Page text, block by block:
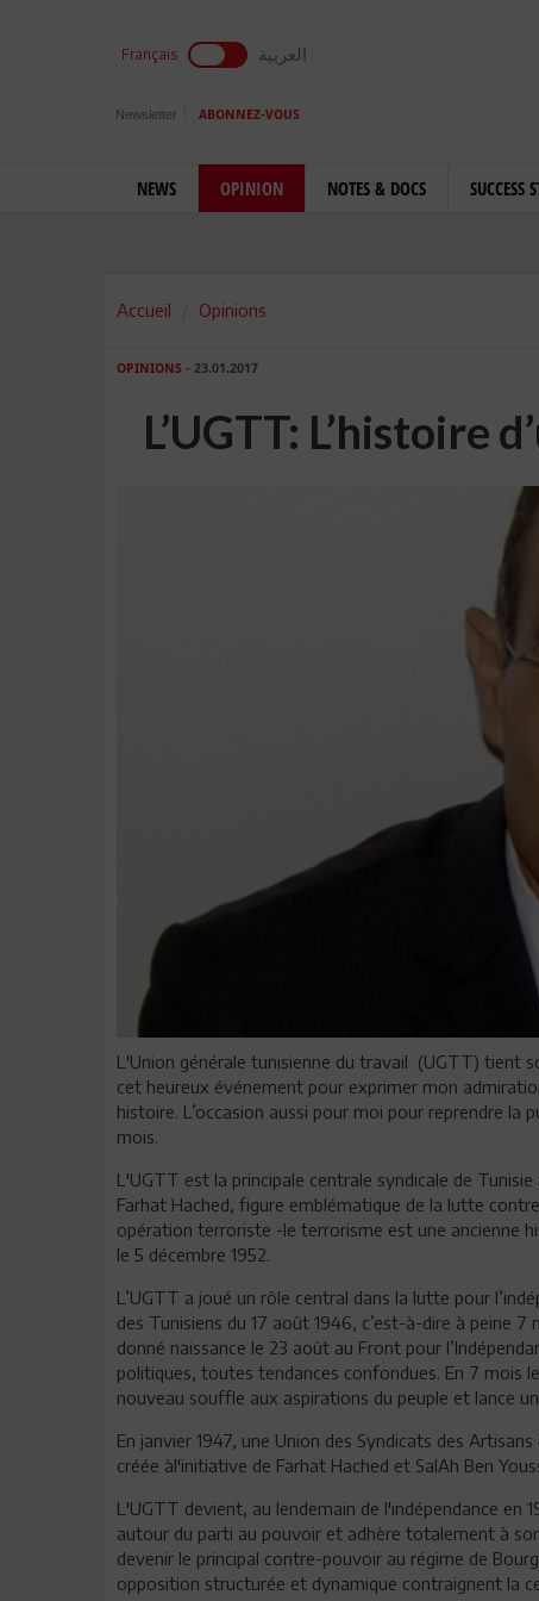
Français العربية
Newsletter ABONNEZ-VOUS
NEWS OPINION NOTES & DOCS SUCCESS
Accueil Opinions
OPINIONS - 23.01.2017
L’UGTT: L’histoire
L'Union générale tunisienne du travail (UGTT) tient
cet heureux événement pour exprimer mon
histoire. L’occasion aussi pour moi pour reprendre la
mois.
L'UGTT est la principale centrale syndicale de
Farhat Hached, figure emblématique de la lutte
opération terroriste -le terrorisme est une ancienne
le 5 décembre 1952.
L’UGTT a joué un rôle central dans la lutte pour
des Tunisiens du 17 août 1946, c’est-à-dire à peine
donné naissance le 23 août au Front pour
politiques, toutes tendances confondues. En 7 mois
nouveau souffle aux aspirations du peuple et lance
En janvier 1947, une Union des Syndicats des
créée àl'initiative de Farhat Hached et SalAh Ben
L'UGTT devient, au lendemain de l'indépendance
autour du parti au pouvoir et adhère totalement à
devenir le principal contre-pouvoir au régime de
opposition structurée et dynamique contraignent la